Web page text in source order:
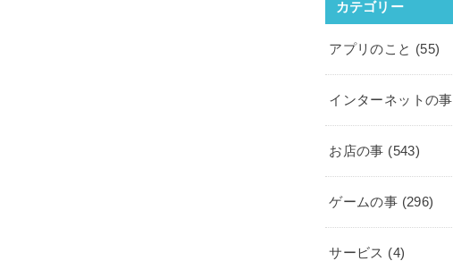
カテゴリー
アプリのこと (55)
インターネットの事
お店の事 (543)
ゲームの事 (296)
サービス (4)